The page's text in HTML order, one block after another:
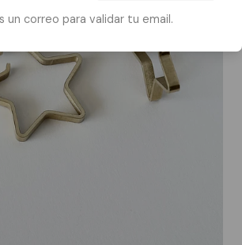
un correo para validar tu email.